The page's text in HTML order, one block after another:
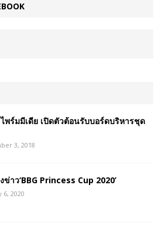
พร์มมีเดีย เปิดตัวต้อนรับบอร์ดบริหารชุด
3, 2018
ข่าว‘BBG Princess Cup 2020’
6, 2020